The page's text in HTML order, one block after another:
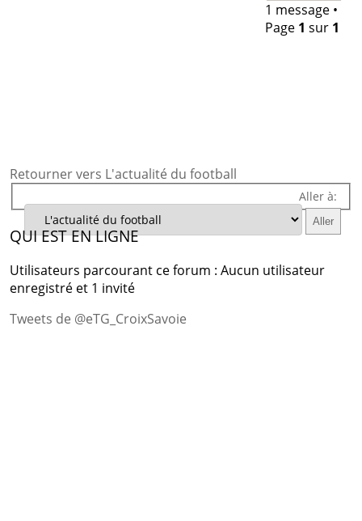
1 message •
Page 1 sur 1
Retourner vers L'actualité du football
Aller à:
QUI EST EN LIGNE
Utilisateurs parcourant ce forum : Aucun utilisateur
enregistré et 1 invité
Tweets de @eTG_CroixSavoie